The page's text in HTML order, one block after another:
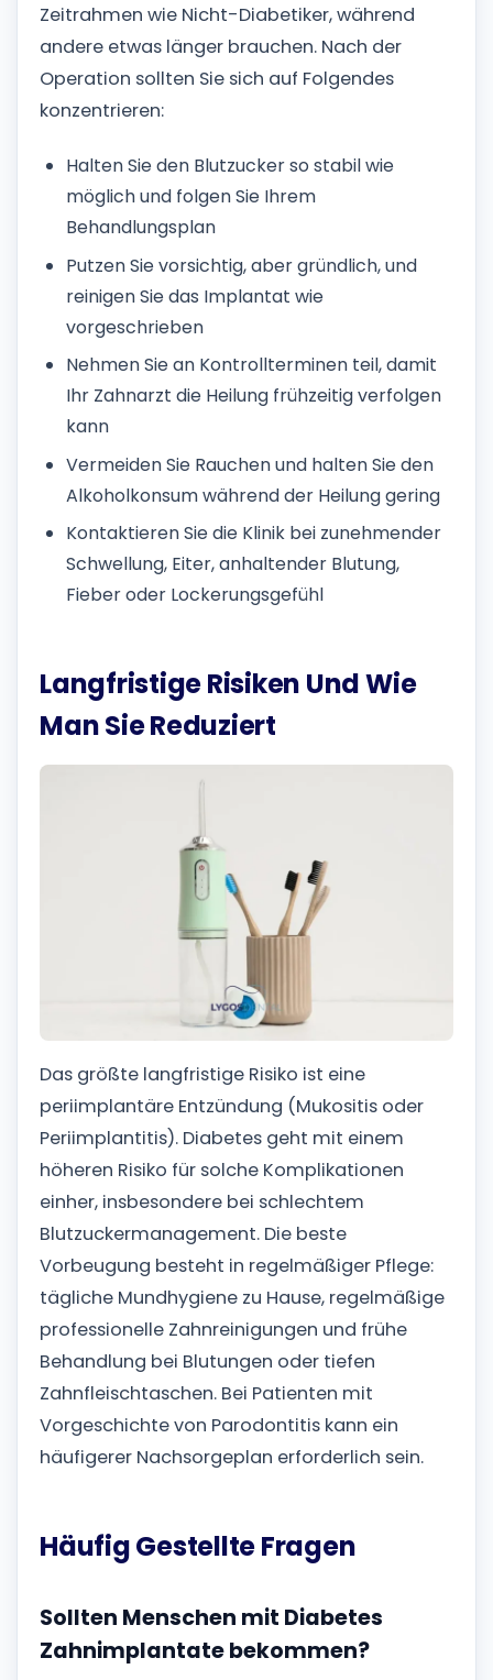
Zeitrahmen wie Nicht-Diabetiker, während
andere etwas länger brauchen. Nach der
Operation sollten Sie sich auf Folgendes
konzentrieren:
Halten Sie den Blutzucker so stabil wie
möglich und folgen Sie Ihrem
Behandlungsplan
Putzen Sie vorsichtig, aber gründlich, und
reinigen Sie das Implantat wie
vorgeschrieben
Nehmen Sie an Kontrollterminen teil, damit
Ihr Zahnarzt die Heilung frühzeitig verfolgen
kann
Vermeiden Sie Rauchen und halten Sie den
Alkoholkonsum während der Heilung gering
Kontaktieren Sie die Klinik bei zunehmender
Schwellung, Eiter, anhaltender Blutung,
Fieber oder Lockerungsgefühl
Langfristige Risiken Und Wie
Man Sie Reduziert
Das größte langfristige Risiko ist eine
periimplantäre Entzündung (Mukositis oder
Periimplantitis). Diabetes geht mit einem
höheren Risiko für solche Komplikationen
einher, insbesondere bei schlechtem
Blutzuckermanagement. Die beste
Vorbeugung besteht in regelmäßiger Pflege:
tägliche Mundhygiene zu Hause, regelmäßige
professionelle Zahnreinigungen und frühe
Behandlung bei Blutungen oder tiefen
Zahnfleischtaschen. Bei Patienten mit
Vorgeschichte von Parodontitis kann ein
häufigerer Nachsorgeplan erforderlich sein.
Häufig Gestellte Fragen
Sollten Menschen mit Diabetes
Zahnimplantate bekommen?